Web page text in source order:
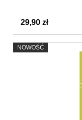
29,90 zł
NOWOŚĆ